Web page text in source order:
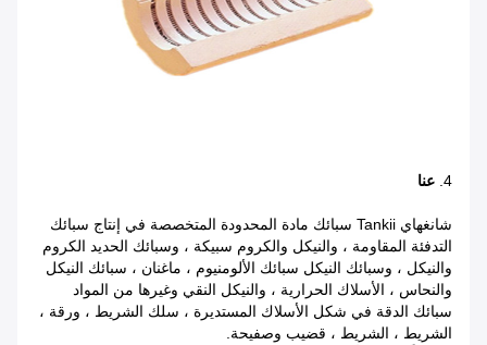
4. عنا
شانغهاي Tankii سبائك مادة المحدودة المتخصصة في إنتاج سبائك
التدفئة المقاومة ، والنيكل والكروم سبيكة ، وسبائك الحديد الكروم
والنيكل ، وسبائك النيكل سبائك الألومنيوم ، ماغنان ، سبائك النيكل
والنحاس ، الأسلاك الحرارية ، والنيكل النقي وغيرها من المواد
سبائك الدقة في شكل الأسلاك المستديرة ، سلك الشريط ، ورقة ،
الشريط ، الشريط ، قضيب وصفيحة.